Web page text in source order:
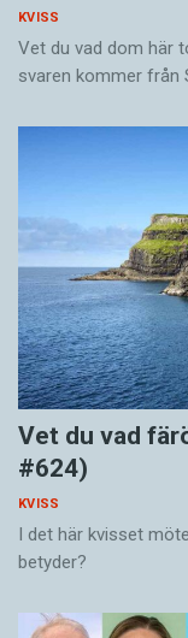
KVISS
Vet du vad dom här
svaren kommer från
Vet du vad
#624)
KVISS
I det här kvisset
betyder?